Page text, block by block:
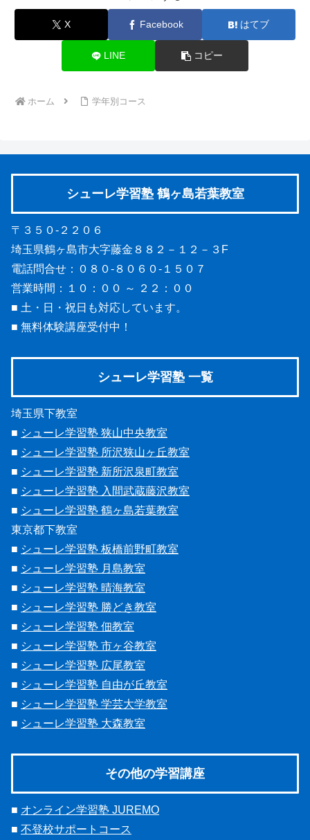
X Facebook はてブ
LINE コピー
ホーム 学年別コース
シューレ学習塾 鶴ヶ島若葉教室
〒３５０-２２０６
埼玉県鶴ヶ島市大字藤金８８２－１２－３F
電話問合せ：０８０-８０６０-１５０７
営業時間：１０：００ ～ ２２：００
■ 土・日・祝日も対応しています。
■ 無料体験講座受付中！
シューレ学習塾 一覧
埼玉県下教室
■ シューレ学習塾 狭山中央教室
■ シューレ学習塾 所沢狭山ヶ丘教室
■ シューレ学習塾 新所沢泉町教室
■ シューレ学習塾 入間武蔵藤沢教室
■ シューレ学習塾 鶴ヶ島若葉教室
東京都下教室
■ シューレ学習塾 板橋前野町教室
■ シューレ学習塾 月島教室
■ シューレ学習塾 晴海教室
■ シューレ学習塾 勝どき教室
■ シューレ学習塾 佃教室
■ シューレ学習塾 市ヶ谷教室
■ シューレ学習塾 広尾教室
■ シューレ学習塾 自由が丘教室
■ シューレ学習塾 学芸大学教室
■ シューレ学習塾 大森教室
その他の学習講座
■ オンライン学習塾 JUREMO
■ 不登校サポートコース